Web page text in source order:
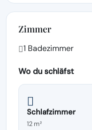
Kinderbett(en)/
Zimmer
1 Badezimmer
Wo du schläfst
Schlafzimmer
12 m²